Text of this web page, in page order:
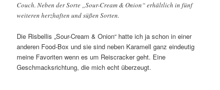
Couch. Neben der Sorte „Sour-Cream & Onion“ erhältlich in fünf
weiteren herzhaften und süßen Sorten.
Die Risbellis „Sour-Cream & Onion“ hatte ich ja schon in einer
anderen Food-Box und sie sind neben Karamell ganz eindeutig
meine Favoriten wenn es um Reiscracker geht. Eine
Geschmacksrichtung, die mich echt überzeugt.